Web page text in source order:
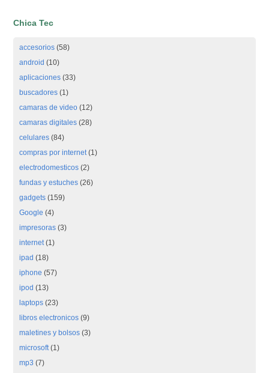
Chica Tec
accesorios (58)
android (10)
aplicaciones (33)
buscadores (1)
camaras de video (12)
camaras digitales (28)
celulares (84)
compras por internet(1)
electrodomesticos (2)
fundas y estuches (26)
gadgets (159)
Google (4)
impresoras (3)
internet(1)
ipad (18)
iphone (57)
ipod (13)
laptops (23)
libros electronicos (9)
maletines y bolsos (3)
microsoft(1)
mp3 (7)